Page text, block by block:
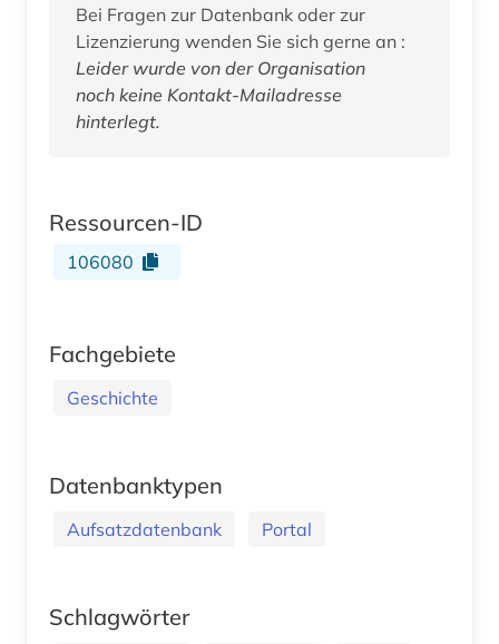
Bei Fragen zur Datenbank oder zur
Lizenzierung wenden Sie sich gerne an :
Leider wurde von der Organisation
noch keine Kontakt-Mailadresse
hinterlegt.
Ressourcen-ID
106080
Fachgebiete
Geschichte
Datenbanktypen
Aufsatzdatenbank Portal
Schlagwörter